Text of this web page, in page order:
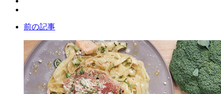
前の記事